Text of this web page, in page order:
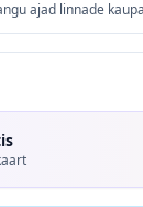
ajad linnade kaupa